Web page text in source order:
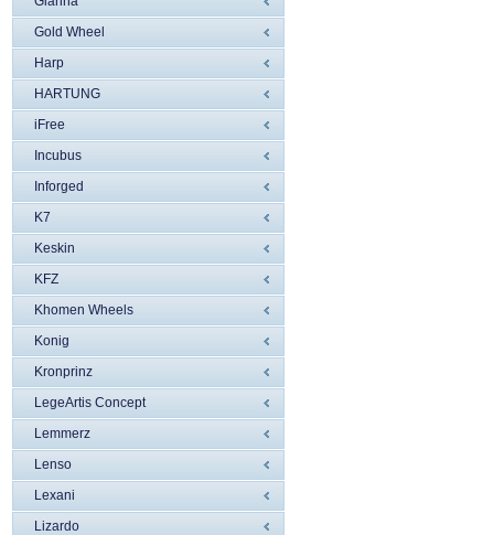
Gold Wheel
Harp
HARTUNG
iFree
Incubus
Inforged
K7
Keskin
KFZ
Khomen Wheels
Konig
Kronprinz
LegeArtis Concept
Lemmerz
Lenso
Lexani
Lizardo